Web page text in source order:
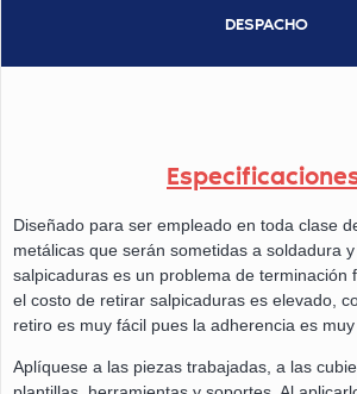
DESPACHO
Diseñado para ser empleado en toda clase
metálicas que serán sometidas a soldadura
salpicaduras es un problema de terminación
el costo de retirar salpicaduras es elevado,
retiro es muy fácil pues la adherencia es muy
Aplíquese a las piezas trabajadas, a las